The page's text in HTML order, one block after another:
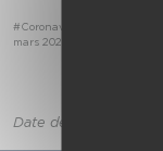
#Coronavirus Message du
mars 2020, par
Date de publication